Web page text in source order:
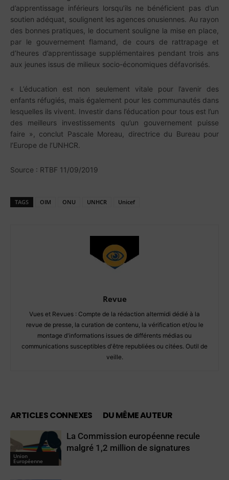
d’apprentissage inférieurs lorsqu’ils ne bénéficient pas d’un
soutien adéquat, soulignent les agences onusiennes. Au rayon
des bonnes pratiques, le document souligne la mise en place,
par le gouvernement flamand, de cours de rattrapage et
d’heures d’apprentissage supplémentaires pendant trois ans
aux jeunes issus de milieux socio-économiques défavorisés.
« L’éducation est non seulement vitale pour l’avenir des
enfants réfugiés, mais également pour les communautés dans
lesquelles ils vivent. Investir dans l’éducation pour tous est l’un
des meilleurs investissements qu’un gouvernement puisse
faire », conclut Pascale Moreau, directrice du Bureau pour
l’Europe de l’UNHCR.
Source : RTBF 11/09/2019
TAGS OIM ONU UNHCR Unicef
Revue
Vues et Revues : Compte de la rédaction altermidi dédié à la
revue de presse, la curation de contenu, la vérification et/ou le
montage d'informations issues de différents médias ou
communications susceptibles d'être republiées ou citées. Outil de
veille.
ARTICLES CONNEXES DU MÊME AUTEUR
Union
Européenne
La Commission européenne recule
malgré 1,2 million de signatures